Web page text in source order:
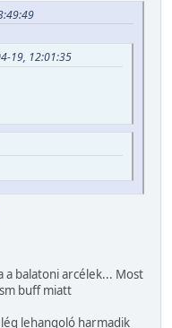
19, 12:01:35
a balatoni arcélek... Most
buff miatt
lehangoló harmadik